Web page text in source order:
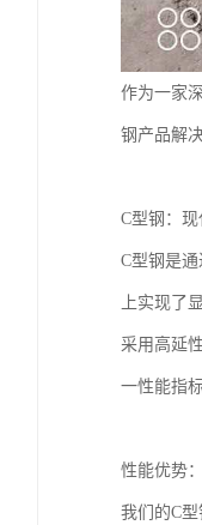
作为一家
钢产品解
C型钢：
C型钢是
上实现了
采用高延
一性能指
性能优势
我们的C型